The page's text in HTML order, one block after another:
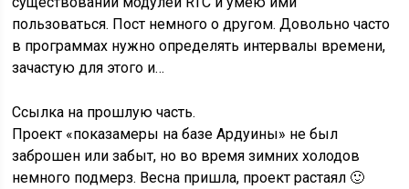
пользоваться. Пост немного о другом. Довольно часто
в программах нужно определять интервалы времени,
зачастую для этого и…
Ссылка на прошлую часть.
Проект «показамеры на базе Ардуины» не был
заброшен или забыт, но во время зимних холодов
немного подмерз. Весна пришла, проект растаял 🙂